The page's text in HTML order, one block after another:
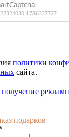
политики
сайта.
получение
подарков